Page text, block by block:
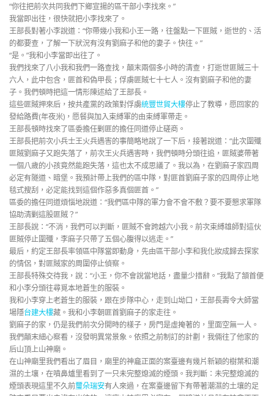
“你往把前次共同我們下鄉宣揚的區干部小李找來。”
我當即出往，很快就把小李找來了。
王部長對著小李說道：“你帶幾小我和小王一路，往盤點一下匪賊，逝世的、活
的都要查，了解一下狀況有沒有劉麻子和他的妻子。快往。”
“是。”我和小李當即出往了。
我們找來了八小我和我們一路查找，顛末兩個多小時的清查，打逝世匪賊三十
六人，此中包含，匪首和偽甲長；俘虜匪賊七十七人。沒有劉麻子和他的妻
子。我們頓時把這一情形陳述給了王部長。
這些匪賊押來后，按共產黨的政策對俘虜統豐世貿大樓停止了教導，愿回家的
發給路費(年夜米)，愿餐與加入束縛軍的由束縛軍帶走。
王部長頓時找來了區委擔任剿匪的擔任同道停止磋商。
王部長把前次小兵士王火兵遇害的事簡略地說了一下后，接著說道：“此次圍殲
匪賊劉麻子又跑失落了，前次王火兵遇害時，我們頓時分頭往追，匪賊婆帶著
一個八歲的小孩竟然能跑失落，這也太不成思議了。我以為，在劉麻子家四周
必定有隧道、暗堡。我預計帶上我們的區中隊，對匪首劉麻子家的四周停止地
毯式搜刮，必定能找到這個作惡多真個匪首。”
區委的擔任同道煩惱地說道：“我們區中隊的軍力會不會不敷？要不要懇求軍隊
協助清剿這股匪賊？”
王部長說：“不消，我們可以判斷，匪賊不會跨越六小我。前次束縛雄師對這伙
匪賊停止圍殲，李麻子只帶了五個心腹得以逃走。”
最后，約定王部長率領區中隊當即動身，先由區干部小李和我化妝成歸去探家
的情侶，對匪賊家的周圍停止偵察。
王部長特殊交待我，說：“小王，你不會說當地話，盡量少措辭。”我點了頷首便
和小李分頭往尋覓本地蒼生的服裝。
我和小李穿上老蒼生的服裝，跟在步隊中心，走到山坳口，王部長壽令大師當
場隱台建大樓藏。我和小李朝匪首劉麻子的家走往。
劉麻子的家，仍是我們前次分開時的樣子，房門是虛掩著的，里面空無一人。
我們顛末細心察看，沒發明異常景象。依照之前制訂的計劃，我倆往了他家的
后山頂上山神廟。
在山神廟里我們看出了眉目，廟里的神龕正面的案臺邊有幾片新穎的樹葉和潮
濕的土壤，在噴鼻爐里看到了一只未完整熄滅的煙頭。我判斷：未完整熄滅的
煙頭表現這里不久前璽朵瑞安有人來過，在案臺邊留下有帶著潮濕的土壤的足